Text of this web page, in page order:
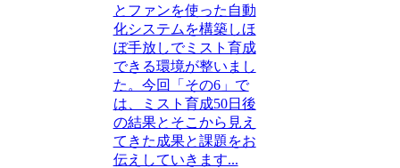
とファンを使った自動
化システムを構築しほ
ぼ手放しでミスト育成
できる環境が整いまし
た。今回「その6」で
は、ミスト育成50日後
の結果とそこから見え
てきた成果と課題をお
伝えしていきます...